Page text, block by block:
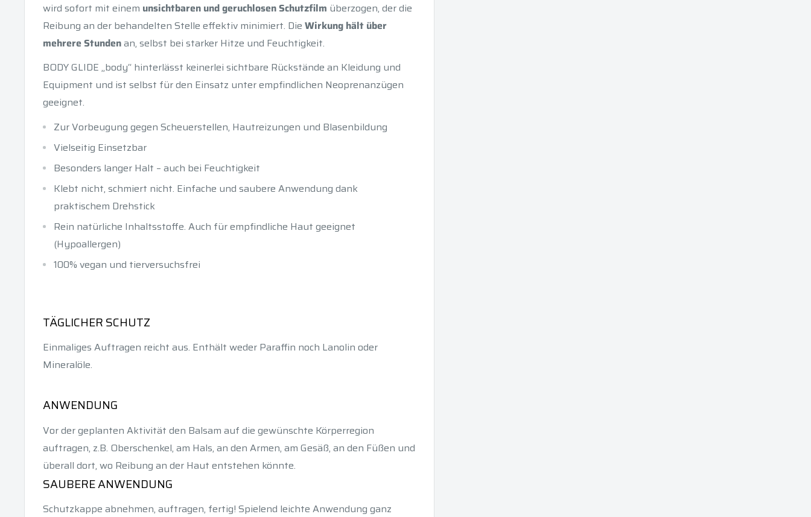
wird sofort mit einem unsichtbaren und geruchlosen Schutzfilm überzogen, der die
Reibung an der behandelten Stelle effektiv minimiert. Die Wirkung hält über
mehrere Stundenan, selbst bei starker Hitze und Feuchtigkeit.
BODY GLIDE „body“ hinterlässt keinerlei sichtbare Rückstände an Kleidung und
Equipment und ist selbst für den Einsatz unter empfindlichen Neoprenanzügen
geeignet.
Zur Vorbeugung gegen Scheuerstellen, Hautreizungen und Blasenbildung
Vielseitig Einsetzbar
Besonders langer Halt – auch bei Feuchtigkeit
Klebt nicht, schmiert nicht. Einfache und saubere Anwendung dank
praktischem Drehstick
Rein natürliche Inhaltsstoffe. Auch für empfindliche Haut geeignet
(Hypoallergen)
100% vegan und tierversuchsfrei
TÄGLICHER SCHUTZ
Einmaliges Auftragen reicht aus. Enthält weder Paraffin noch Lanolin oder
Mineralöle.
ANWENDUNG
Vor der geplanten Aktivität den Balsam auf die gewünschte Körperregion
auftragen, z.B. Oberschenkel, am Hals, an den Armen, am Gesäß, an den Füßen und
überall dort, wo Reibung an der Haut entstehen könnte.
SAUBERE ANWENDUNG
Schutzkappe abnehmen, auftragen, fertig! Spielend leichte Anwendung ganz